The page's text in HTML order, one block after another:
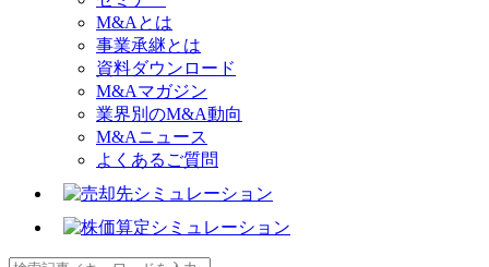
M&Aとは
事業承継とは
資料ダウンロード
M&Aマガジン
業界別のM&A動向
M&Aニュース
よくあるご質問